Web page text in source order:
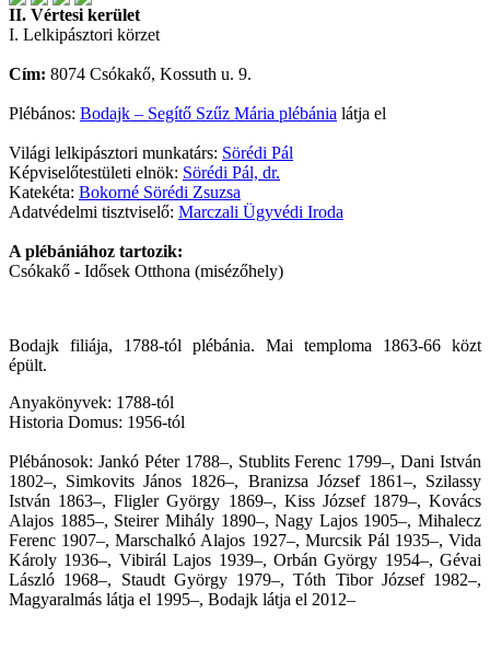
II. Vértesi kerület
I. Lelkipásztori körzet
Cím: 8074 Csókakő, Kossuth u. 9.
Plébános: Bodajk – Segítő Szűz Mária plébánia látja el
Világi lelkipásztori munkatárs: Sörédi Pál
Képviselőtestületi elnök: Sörédi Pál, dr.
Katekéta: Bokorné Sörédi Zsuzsa
Adatvédelmi tisztviselő: Marczali Ügyvédi Iroda
A plébániához tartozik:
Csókakő - Idősek Otthona (misézőhely)
Bodajk filiája, 1788-tól plébánia. Mai temploma 1863-66 közt
épült.
Anyakönyvek: 1788-tól
Historia Domus: 1956-tól
Plébánosok: Jankó Péter 1788–, Stublits Ferenc 1799–, Dani István
1802–, Simkovits János 1826–, Branizsa József 1861–, Szilassy
István 1863–, Fligler György 1869–, Kiss József 1879–, Kovács
Alajos 1885–, Steirer Mihály 1890–, Nagy Lajos 1905–, Mihalecz
Ferenc 1907–, Marschalkó Alajos 1927–, Murcsik Pál 1935–, Vida
Károly 1936–, Vibirál Lajos 1939–, Orbán György 1954–, Gévai
László 1968–, Staudt György 1979–, Tóth Tibor József 1982–,
Magyaralmás látja el 1995–, Bodajk látja el 2012–